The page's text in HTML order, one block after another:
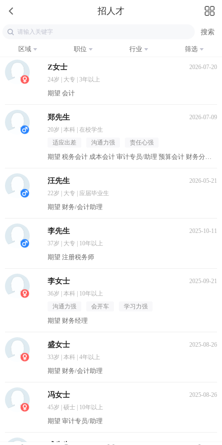
招人才
区域 职位 行业 筛选
Z女士
2026-07-20
24岁 | 大专 | 3年以上
期望 会计
郑先生
2026-07-09
20岁 | 本科 | 在校学生
适应出差
沟通力强 责任心强
期望 税务会计 成本会计 审计专员/助理 预算会计 财务分析员
汪先生
2026-05-21
22岁 | 大专 | 应届毕业生
期望 财务/会计助理
李先生
2025-10-11
37岁 | 大专 | 10年以上
期望 注册税务师
李女士
2025-09-21
36岁 | 本科 | 10年以上
沟通力强
会开车 学习力强
期望 财务经理
盛女士
2025-08-26
33岁 | 本科 | 4年以上
期望 财务/会计助理
冯女士
2025-08-26
45岁 | 硕士 | 10年以上
期望 审计专员/助理